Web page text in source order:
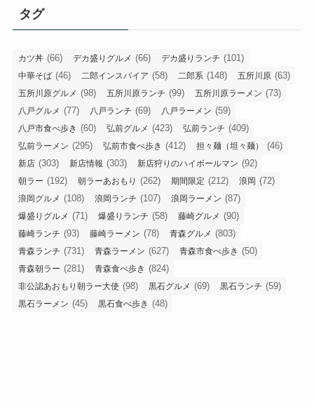
タグ
カツ丼 (66) デカ盛りグルメ (66) デカ盛りランチ (101)
中華そば (46) 二郎インスパイア (58) 二郎系 (148) 五所川原 (63)
五所川原グルメ (98) 五所川原ランチ (99) 五所川原ラーメン (73)
八戸グルメ (77) 八戸ランチ (69) 八戸ラーメン (59)
八戸市食べ歩き (60) 弘前グルメ (423) 弘前ランチ (409)
弘前ラーメン (295) 弘前市食べ歩き (412) 担々麺（坦々麺） (46)
新店 (303) 新店情報 (303) 新店狩りのハイボールマン (92)
朝ラー (192) 朝ラーあおもり (262) 期間限定 (212) 浪岡 (72)
浪岡グルメ (108) 浪岡ランチ (107) 浪岡ラーメン (87)
爆盛りグルメ (71) 爆盛りランチ (58) 藤崎グルメ (90)
藤崎ランチ (93) 藤崎ラーメン (78) 青森グルメ (803)
青森ランチ (731) 青森ラーメン (627) 青森市食べ歩き (50)
青森朝ラー (281) 青森食べ歩き (824)
非公認あおもり朝ラー大使 (98) 黒石グルメ (69) 黒石ランチ (59)
黒石ラーメン (45) 黒石食べ歩き (48)